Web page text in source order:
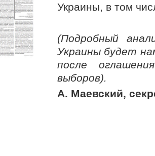
Украины, в том
(Подробный
Украины будет
после
выборов).
А. Маевский,